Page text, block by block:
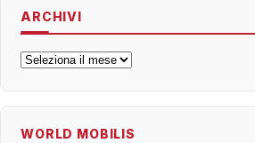
ARCHIVI
Archivi
WORLD MOBILIS